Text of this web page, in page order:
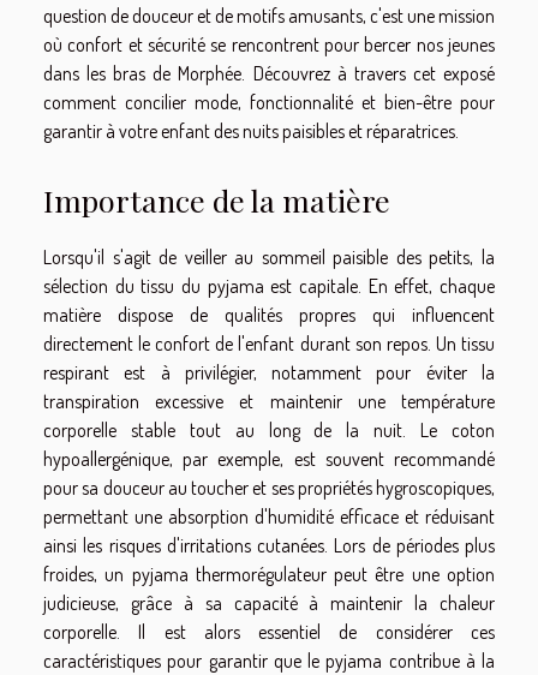
question de douceur et de motifs amusants, c'est une mission
où confort et sécurité se rencontrent pour bercer nos jeunes
dans les bras de Morphée. Découvrez à travers cet exposé
comment concilier mode, fonctionnalité et bien-être pour
garantir à votre enfant des nuits paisibles et réparatrices.
Importance de la matière
Lorsqu'il s'agit de veiller au sommeil paisible des petits, la
sélection du tissu du pyjama est capitale. En effet, chaque
matière dispose de qualités propres qui influencent
directement le confort de l'enfant durant son repos. Un tissu
respirant est à privilégier, notamment pour éviter la
transpiration excessive et maintenir une température
corporelle stable tout au long de la nuit. Le coton
hypoallergénique, par exemple, est souvent recommandé
pour sa douceur au toucher et ses propriétés hygroscopiques,
permettant une absorption d'humidité efficace et réduisant
ainsi les risques d'irritations cutanées. Lors de périodes plus
froides, un pyjama thermorégulateur peut être une option
judicieuse, grâce à sa capacité à maintenir la chaleur
corporelle. Il est alors essentiel de considérer ces
caractéristiques pour garantir que le pyjama contribue à la